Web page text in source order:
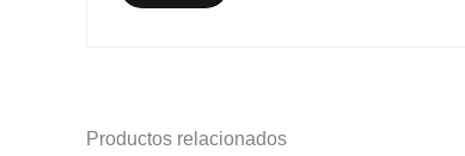
Productos relacionados